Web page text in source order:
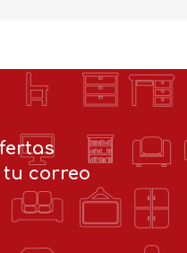
tu correo